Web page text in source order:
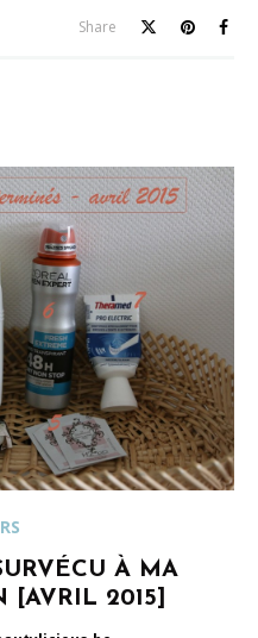
Share
À MA
[AVRIL 2015]